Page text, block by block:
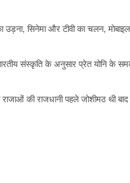
उड़ना, सिनेमा और टीवी का चलन,
संस्कृति के अनुसार प्रेत योनि के
की राजधानी पहले जोशीमठ थी